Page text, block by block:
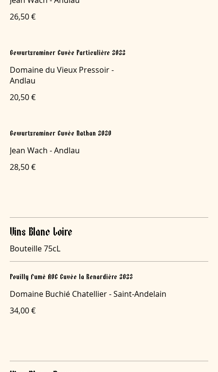
26,50 €
Gewurtzraminer Cuvée Particulière 2022
Domaine du Vieux Pressoir -
Andlau
20,50 €
Gewurtzraminer Cuvée Nathan 2020
Jean Wach - Andlau
28,50 €
Vins Blanc Loire
Bouteille 75cL
Pouilly Fumé AOC Cuvée la Renardière 2023
Domaine Buchié Chatellier - Saint-Andelain
34,00 €